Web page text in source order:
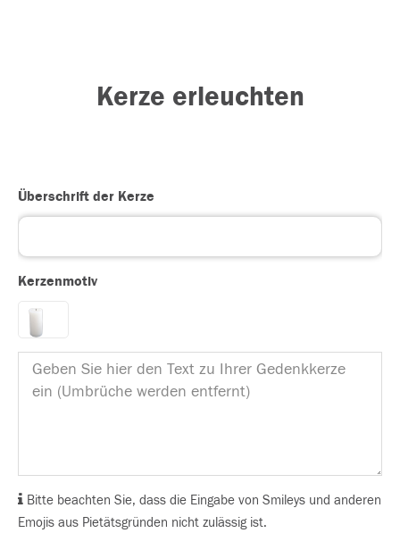
Kerze erleuchten
Überschrift der Kerze
Kerzenmotiv
Bitte beachten Sie, dass die Eingabe von Smileys und anderen
Emojis aus Pietätsgründen nicht zulässig ist.